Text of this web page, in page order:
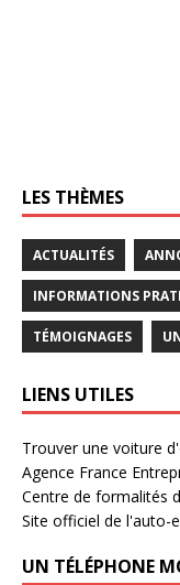
LES THÈMES
ACTUALITÉS
INFORMATIONS
TÉMOIGNAGES
LIENS UTILES
Trouver une voiture
Agence France
Centre de formalités
Site officiel de l'auto-
UN TÉLÉPHONE